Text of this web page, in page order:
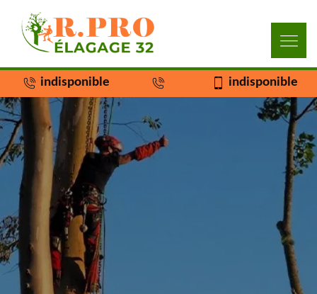
indisponible indisponible